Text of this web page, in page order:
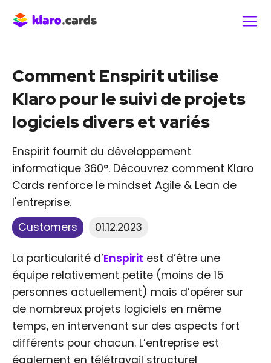
Comment Enspirit utilise
Klaro pour le suivi de projets
logiciels divers et variés
Enspirit fournit du développement
informatique 360°. Découvrez comment Klaro
Cards renforce le mindset Agile & Lean de
l'entreprise.
Customers
01.12.2023
La particularité d’Enspirit est d’être une
équipe relativement petite (moins de 15
personnes actuellement) mais d’opérer sur
de nombreux projets logiciels en même
temps, en intervenant sur des aspects fort
différents pour chacun. L’entreprise est
également en télétravail structurel